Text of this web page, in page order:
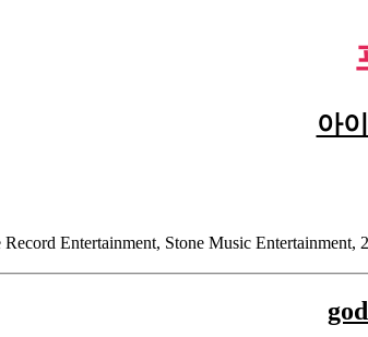
아
Entertainment, Stone Music Entertainment,